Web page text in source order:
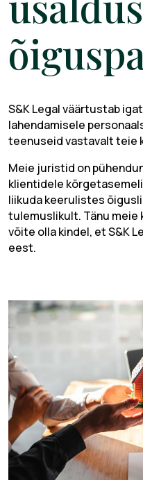
S&K Legal väärtustab
lahendamisele
teenuseid vastavalt teie
Meie juristid on
klientidele
liikuda keerulistes
tulemuslikult. Tänu
võite olla kindel, et S&K
eest.